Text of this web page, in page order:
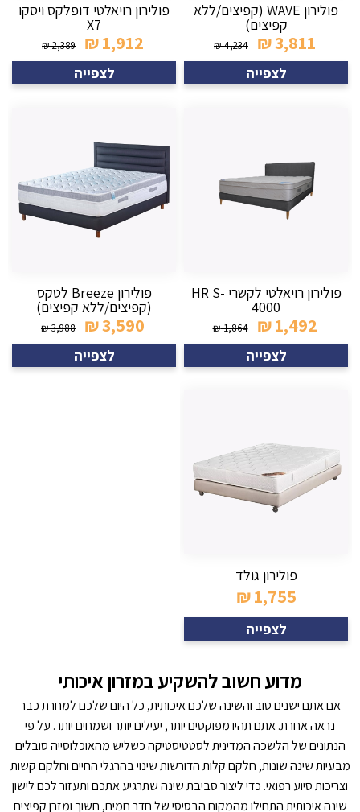
פולירון WAVE (קפיצים/ללא
קפיצים)
3,811
₪
4,234
₪
לצפייה
פולירון רויאלטי דופלקס ויסקו
X7
1,912
₪
2,389
₪
לצפייה
פולירון רויאלטי לקשרי HR S-
4000
1,492
₪
1,864
₪
לצפייה
פולירון Breeze לטקס
(קפיצים/ללא קפיצים)
3,590
₪
3,988
₪
לצפייה
פולירון גולד
1,755
₪
לצפייה
מדוע חשוב להשקיע במזרון איכותי
אם אתם ישנים טוב והשינה שלכם איכותית, כל היום שלכם למחרת כבר
נראה אחרת. אתם תהיו מפוקסים יותר, יעילים יותר ושמחים יותר. על פי
הנתונים של הלשכה המדינית לסטטיסטיקה כשליש מהאוכלוסייה סובלים
מבעיות שינה שונות, חלקם קלות הדורשות שינוי בהרגלי החיים וחלקם קשות
וצריכות סיוע רפואי. כדי ליצור סביבת שינה שתרגיע אתכם ותעזור לכם לישון
שינה איכותית התחילו מהמקום הבסיסי של חדר חמים, חשוך ומזרן קפיצים